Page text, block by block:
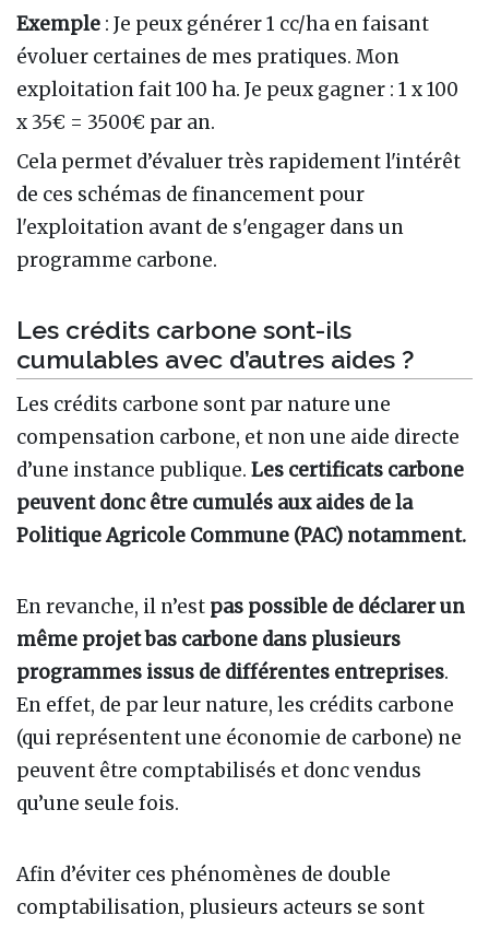
Exemple : Je peux générer 1 cc/ha en faisant
évoluer certaines de mes pratiques. Mon
exploitation fait 100 ha. Je peux gagner : 1 x 100
x 35€ = 3500€ par an.
Cela permet d’évaluer très rapidement l'intérêt
de ces schémas de financement pour
l'exploitation avant de s'engager dans un
programme carbone.
Les crédits carbone sont-ils
cumulables avec d’autres aides ?
Les crédits carbone sont par nature une
compensation carbone, et non une aide directe
d’une instance publique. Les certificats carbone
peuvent donc être cumulés aux aides de la
Politique Agricole Commune (PAC) notamment.
En revanche, il n’est pas possible de déclarer un
même projet bas carbone dans plusieurs
programmes issus de différentes entreprises.
En effet, de par leur nature, les crédits carbone
(qui représentent une économie de carbone) ne
peuvent être comptabilisés et donc vendus
qu’une seule fois.
Afin d’éviter ces phénomènes de double
comptabilisation, plusieurs acteurs se sont